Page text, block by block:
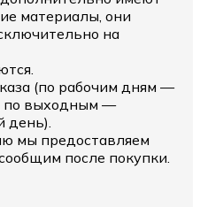
материалы, они
на
(по рабочим дням —
по выходным —
мы предоставляем
после покупки.